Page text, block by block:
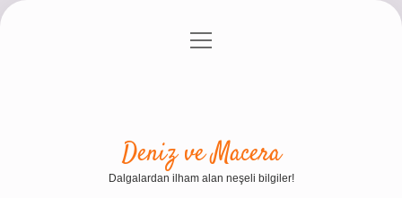
Gizlilik Politikası
menüyü
Deniz ve Macera
Dalgalardan ilham alan neşeli bilgiler!